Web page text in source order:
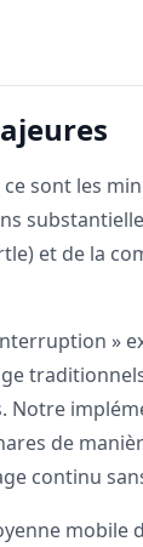
sont les
et de la
»
Notre
de
continu
mobile